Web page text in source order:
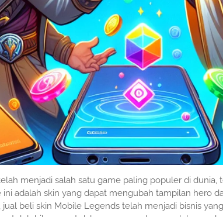
menjadi salah satu game paling populer di dunia,
adalah skin yang dapat mengubah tampilan hero
beli skin Mobile Legends telah menjadi bisnis